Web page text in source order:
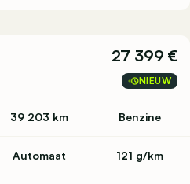
27 399 €
NIEUW
39 203 km Benzine
Automaat 121 g/km